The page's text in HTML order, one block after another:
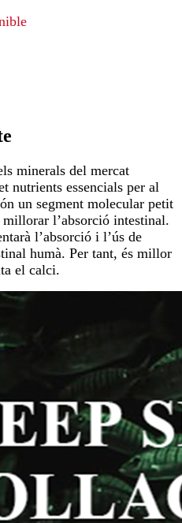
minerals del mercat
nutrients essencials per al
un segment molecular petit
l’absorció intestinal.
l’absorció i l’ús de
humà. Per tant, és millor
el calci.